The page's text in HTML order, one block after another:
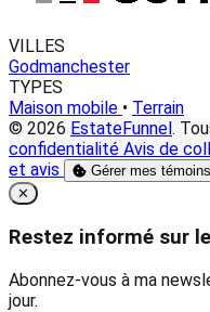
VILLES
Godmanchester
TYPES
Maison mobile • Terrain
© 2026 EstateFunnel .
confidentialité Avis de
et avis
Gérer mes témoins
Close
✕
Restez informé sur
Abonnez-vous à ma
jour.